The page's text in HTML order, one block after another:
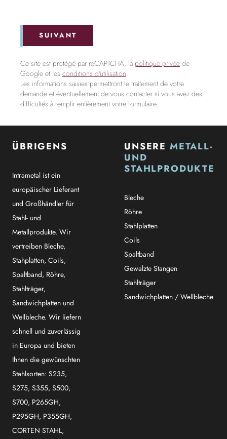
SUIVANT
Ce site est protégé par reCAPTCHA, la politique privée de
Google et les conditions d'utilisation.
Les informations saisies permettront le traitement de votre
demande et éventuellement de vous contacter si vous avez des
difficultés à remplir entièrement votre formulaire.
ÜBRIGENS
Intrametal ist ein
europäischer Lieferant
und Großhändler für
Stahl- und
Metallprodukte. Wir
vertreiben Bleche,
Stahplatten, Coils,
Spaltband, Röhre,
Stahlträger,
Sandwichplatten und
Wellbleche. Wir liefern
schnell und zuverlässig
in Europa und bieten
Ihnen die gewünschten
Stahlsorten: S235,
S275, S355, S500,
S700, P265GH,
P295GH, P355GH,
CORTEN STAHL,
UNSERE METALL-
UND
STAHLPRODUKTE
Bleche
Röhre
Stahlplatten
Coils
Spaltband
Gewalzte Stangen
Stahlträger
Sandwichplatten / Wellbleche